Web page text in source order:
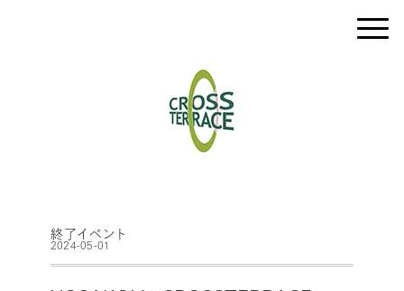
終了イベント
2024-05-01